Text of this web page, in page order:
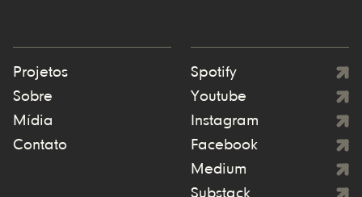
Projetos
Sobre
Mídia
Contato
Spotify
Youtube
Instagram
Facebook
Medium
Substack